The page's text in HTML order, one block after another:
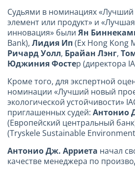
Судьями в номинациях
элемент или продукт» и
инновация» были Ян
Bank), Лидия Ип(Ex Hong Kong
Ричард Уолл, Брайан Лэнг,
Юджиния Фостер (директора
Кроме того, для экспертной
номинации «Лучший новый
экологической устойчивости»
приглашенных судей: Антонио
(Европейский центральный
(Tryskele Sustainable
Антонио Дж. Арриета начал
качестве менеджера по